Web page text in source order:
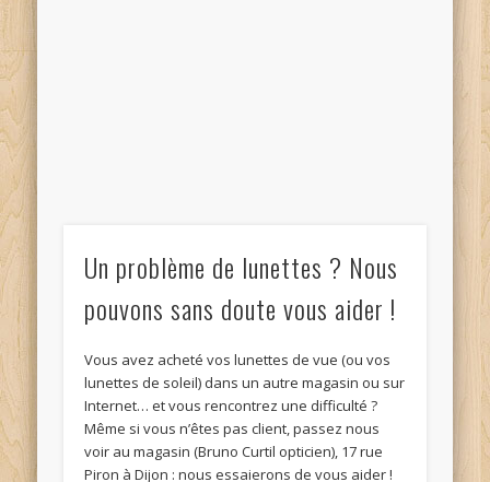
Un problème de lunettes ? Nous
pouvons sans doute vous aider !
Vous avez acheté vos lunettes de vue (ou vos
lunettes de soleil) dans un autre magasin ou sur
Internet… et vous rencontrez une difficulté ?
Même si vous n’êtes pas client, passez nous
voir au magasin (Bruno Curtil opticien), 17 rue
Piron à Dijon : nous essaierons de vous aider !